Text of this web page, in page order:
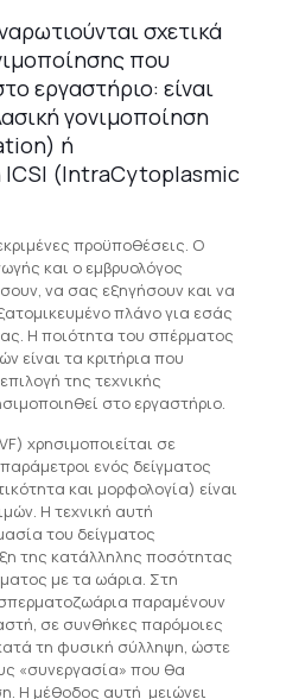
σχετικά
που
εργαστήριο: είναι
γονιμοποίηση
ή
ICSI (IntraCytoplasmic
προϋποθέσεις. Ο
και ο εμβρυολόγος
να σας εξηγήσουν και να
πλάνο για εσάς
Η ποιότητα του σπέρματος
είναι τα κριτήρια που
της τεχνικής
στο εργαστήριο.
χρησιμοποιείται σε
ενός δείγματος
και μορφολογία) είναι
Η τεχνική αυτή
του δείγματος
της κατάλληλης ποσότητας
με τα ωάρια. Στη
παραμένουν
σε συνθήκες παρόμοιες
τη φυσική σύλληψη, ώστε
«συνεργασία» που θα
Η μέθοδος αυτή μειώνει